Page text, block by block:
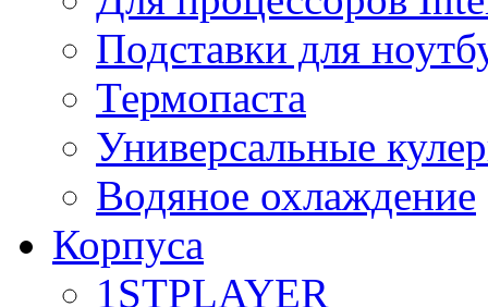
Подставки для
Термопаста
Универсальные
Водяное охлаждение
Корпуса
1STPLAYER